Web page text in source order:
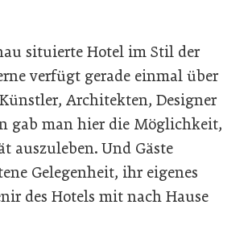
situierte Hotel im Stil der
verfügt gerade einmal über
Architekten, Designer
gab man hier die Möglichkeit,
auszuleben. Und Gäste
Gelegenheit, ihr eigenes
des Hotels mit nach Hause